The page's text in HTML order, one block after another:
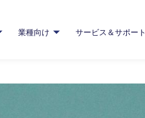
業種向け サービス＆サポー